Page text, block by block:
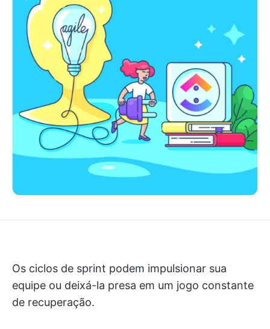
Os ciclos de sprint podem impulsionar sua
equipe ou deixá-la presa em um jogo constante
de recuperação.